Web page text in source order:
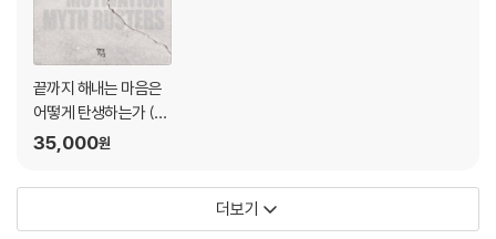
끝까지 해내는 마음은
어떻게 탄생하는가 (큰
글자책)
35,000원
더보기